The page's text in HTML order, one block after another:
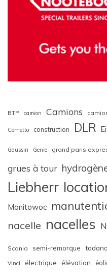
BTP camion Camions
Cometto construction DLR
Gaussin Genie grand paris
grues à tour
Liebherr
Manitowoc
nacelle nacelles
Scania semi-remorque tadano
Vinci électrique élévation